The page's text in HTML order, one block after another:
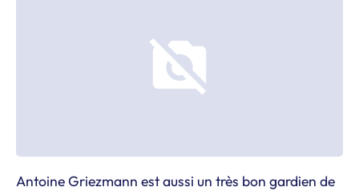
Antoine Griezmann est aussi un très bon gardien de